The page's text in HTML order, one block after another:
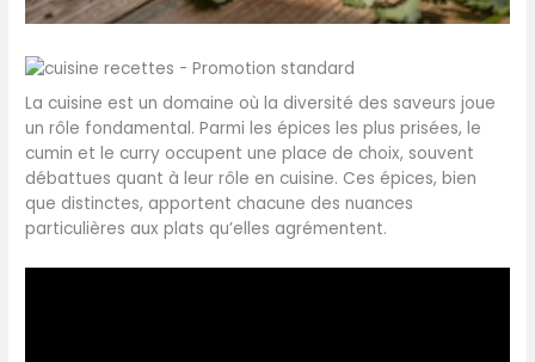
La cuisine est un domaine où la diversité des saveurs joue
un rôle fondamental. Parmi les épices les plus prisées, le
cumin et le curry occupent une place de choix, souvent
débattues quant à leur rôle en cuisine. Ces épices, bien
que distinctes, apportent chacune des nuances
particulières aux plats qu’elles agrémentent.